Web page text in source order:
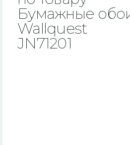
Бумажные
Wallquest
JN71201